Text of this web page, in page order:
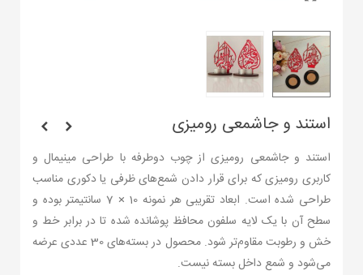
استند و جاشمعی رومیزی
استند و جاشمعی رومیزی از چوب دوطرفه با طراحی مینیمال و
کاربری رومیزی که برای قرار دادن شمع‌های ظرفی یا دکوری مناسب
طراحی شده است. ابعاد تقریبی هر نمونه 10 × 7 سانتیمتر بوده و
سطح آن با یک لایه سلفون محافظ پوشانده شده تا در برابر خط و
خش و رطوبت مقاوم‌تر شود. محصول در بسته‌های 30 عددی عرضه
می‌شود و شمع داخل بسته نیست.